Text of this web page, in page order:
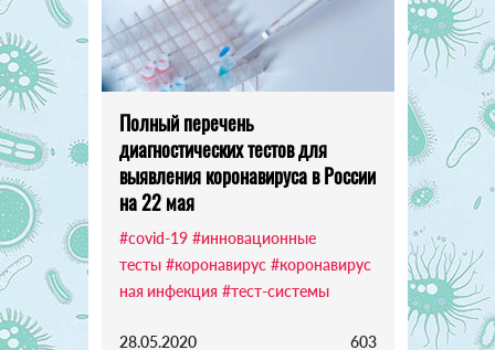
Полный перечень
диагностических тестов для
выявления коронавируса в России
на 22 мая
#covid-19 #инновационные
тесты #коронавирус #коронавирус
ная инфекция #тест-системы
28.05.2020 603